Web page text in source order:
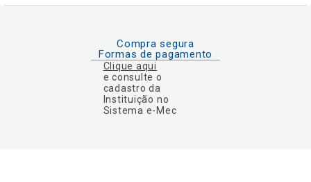
Compra segura
Formas de pagamento
Clique aqui
e consulte o
cadastro da
Instituição no
Sistema e-Mec